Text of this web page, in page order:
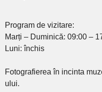
Program de vizitare:
Marți – Duminică: 09:00 –
Luni: închis
Fotografierea în incinta
ului.